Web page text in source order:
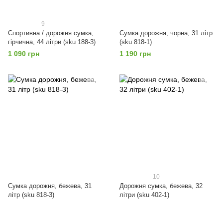
9
Спортивна / дорожня сумка,
гірчична, 44 літри (sku 188-3)
1 090 грн
Сумка дорожня, чорна, 31 літр
(sku 818-1)
1 190 грн
Сумка дорожня, бежева, 31
літр (sku 818-3)
10
Дорожня сумка, бежева, 32
літри (sku 402-1)